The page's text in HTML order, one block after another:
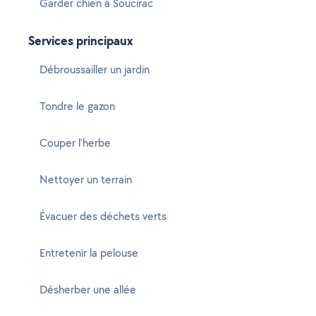
Garder chien à Soucirac
Services principaux
Débroussailler un jardin
Tondre le gazon
Couper l'herbe
Nettoyer un terrain
Évacuer des déchets verts
Entretenir la pelouse
Désherber une allée